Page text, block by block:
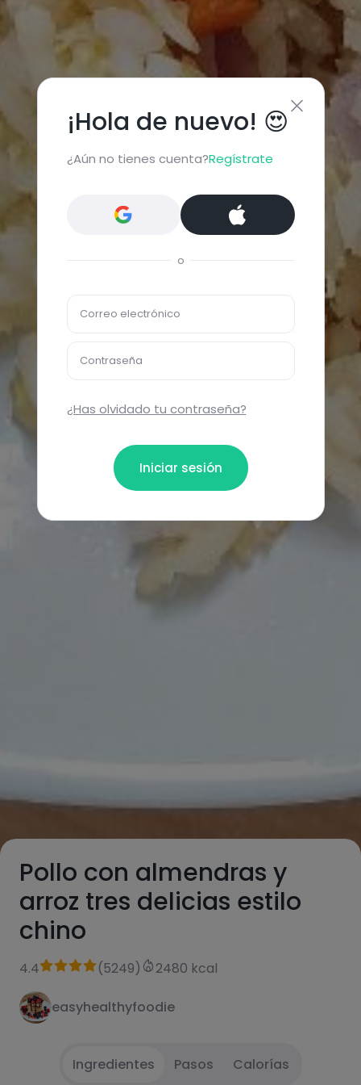
Pollo con almendras y
arroz tres delicias estilo
chino
4.4 (5249) 2480 kcal
easyhealthyfoodie
Ingredientes Pasos Calorías
¡Hola de nuevo! 😍
¿Aún no tienes cuenta?Regístrate
o
Correo electrónico
Contraseña
¿Has olvidado tu contraseña?
Iniciar sesión